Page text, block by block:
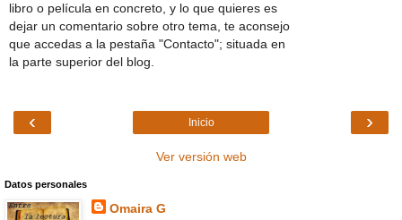
libro o película en concreto, y lo que quieres es
dejar un comentario sobre otro tema, te aconsejo
que accedas a la pestaña "Contacto"; situada en
la parte superior del blog.
‹ ›
Inicio
Ver versión web
Datos personales
Omaira G